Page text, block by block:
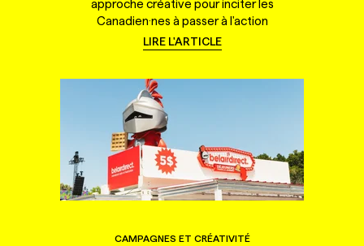
approche créative pour inciter les
Canadien·nes à passer à l'action
LIRE L'ARTICLE
CAMPAGNES ET CRÉATIVITÉ